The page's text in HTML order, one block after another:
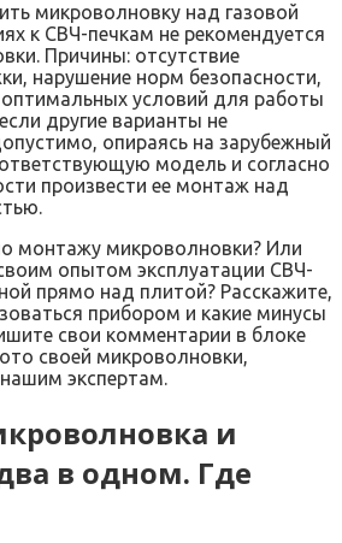
микроволновку над газовой
к СВЧ-печкам не рекомендуется
Причины: отсутствие
нарушение норм безопасности,
условий для работы
другие варианты не
опираясь на зарубежный
модель и согласно
произвести ее монтаж над
монтажу микроволновки? Или
опытом эксплуатации СВЧ-
прямо над плитой? Расскажите,
прибором и какие минусы
свои комментарии в блоке
своей микроволновки,
экспертам.
и
в одном. Где